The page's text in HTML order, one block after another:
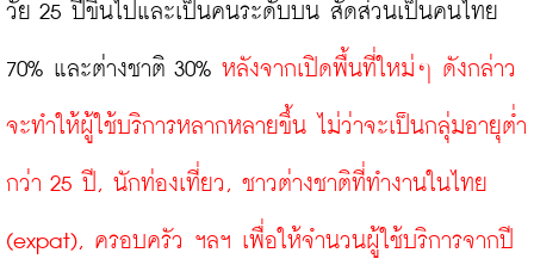
วัย 25 ปีขึ้นไปและเป็นคนระดับบน สัดส่วนเป็นคนไทย
70% และต่างชาติ 30% หลังจากเปิดพื้นที่ใหม่ๆ ดังกล่าว
จะทำให้ผู้ใช้บริการหลากหลายขึ้น ไม่ว่าจะเป็นกลุ่มอายุต่ำ
กว่า 25 ปี, นักท่องเที่ยว, ชาวต่างชาติที่ทำงานในไทย
(expat), ครอบครัว ฯลฯ เพื่อให้จำนวนผู้ใช้บริการจากปี